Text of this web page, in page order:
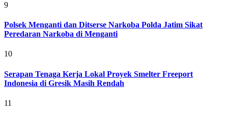
9
Polsek Menganti dan Ditserse Narkoba Polda Jatim Sikat
Peredaran Narkoba di Menganti
10
Serapan Tenaga Kerja Lokal Proyek Smelter Freeport
Indonesia di Gresik Masih Rendah
11